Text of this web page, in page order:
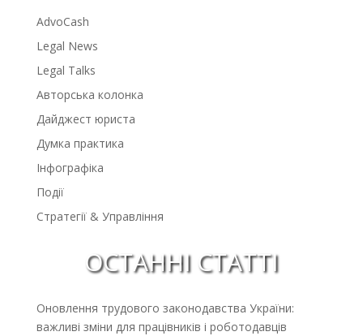
AdvoCash
Legal News
Legal Talks
Авторська колонка
Дайджест юриста
Думка практика
Інфографіка
Події
Стратегії & Управління
ОСТАННІ СТАТТІ
Оновлення трудового законодавства України:
важливі зміни для працівників і роботодавців